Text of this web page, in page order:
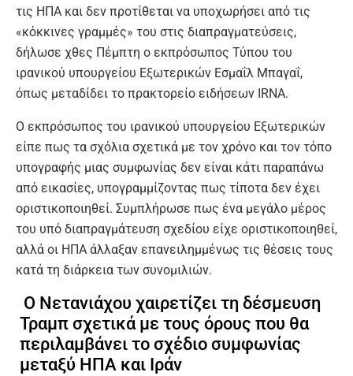
τις ΗΠΑ και δεν προτίθεται να υποχωρήσει από τις
«κόκκινες γραμμές» του στις διαπραγματεύσεις,
δήλωσε χθες Πέμπτη ο εκπρόσωπος Τύπου του
ιρανικού υπουργείου Εξωτερικών Εσμαΐλ Μπαγαΐ,
όπως μεταδίδει το πρακτορείο ειδήσεων IRNA.
Ο εκπρόσωπος του ιρανικού υπουργείου Εξωτερικών
είπε πως τα σχόλια σχετικά με τον χρόνο και τον τόπο
υπογραφής μιας συμφωνίας δεν είναι κάτι παραπάνω
από εικασίες, υπογραμμίζοντας πως τίποτα δεν έχει
οριστικοποιηθεί. Συμπλήρωσε πως ένα μεγάλο μέρος
του υπό διαπραγμάτευση σχεδίου είχε οριστικοποιηθεί,
αλλά οι ΗΠΑ άλλαξαν επανειλημμένως τις θέσεις τους
κατά τη διάρκεια των συνομιλιών.
Ο Νετανιάχου χαιρετίζει τη δέσμευση
Τραμπ σχετικά με τους όρους που θα
περιλαμβάνει το σχέδιο συμφωνίας
μεταξύ ΗΠΑ και Ιράν